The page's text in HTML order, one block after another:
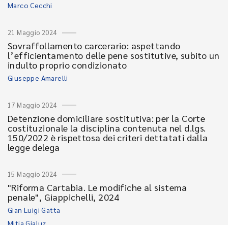
Marco Cecchi
21 Maggio 2024
Sovraffollamento carcerario: aspettando
l’efficientamento delle pene sostitutive, subito un
indulto proprio condizionato
Giuseppe Amarelli
17 Maggio 2024
Detenzione domiciliare sostitutiva: per la Corte
costituzionale la disciplina contenuta nel d.lgs.
150/2022 è rispettosa dei criteri dettatati dalla
legge delega
15 Maggio 2024
"Riforma Cartabia. Le modifiche al sistema
penale", Giappichelli, 2024
Gian Luigi Gatta
Mitja Gialuz